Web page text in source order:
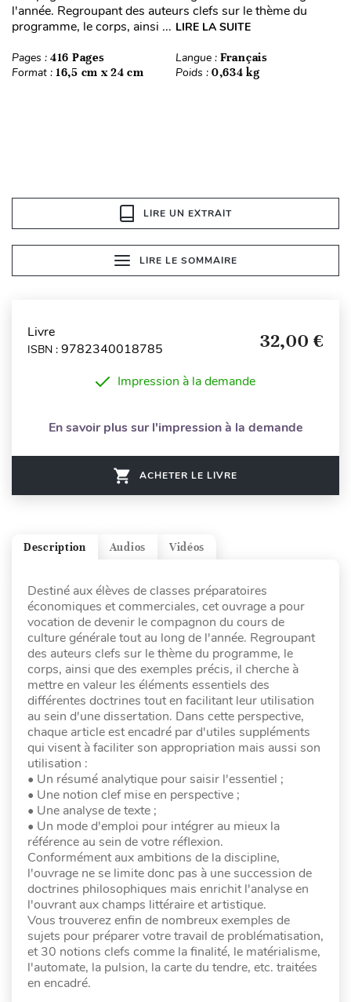
l'année. Regroupant des auteurs clefs sur le thème du
programme, le corps, ainsi ... LIRE LA SUITE
Pages : 416 Pages Langue : Français
Format : 16,5 cm x 24 cm Poids : 0,634 kg
LIRE UN EXTRAIT
LIRE LE SOMMAIRE
Livre
ISBN : 9782340018785 32,00 €
Impression à la demande
En savoir plus sur l'impression à la demande
ACHETER LE LIVRE
Vidéos
Audios
Description
Destiné aux élèves de classes préparatoires
économiques et commerciales, cet ouvrage a pour
vocation de devenir le compagnon du cours de
culture générale tout au long de l'année. Regroupant
des auteurs clefs sur le thème du programme, le
corps, ainsi que des exemples précis, il cherche à
mettre en valeur les éléments essentiels des
différentes doctrines tout en facilitant leur utilisation
au sein d'une dissertation. Dans cette perspective,
chaque article est encadré par d'utiles suppléments
qui visent à faciliter son appropriation mais aussi son
utilisation :
• Un résumé analytique pour saisir l'essentiel ;
• Une notion clef mise en perspective ;
• Une analyse de texte ;
• Un mode d'emploi pour intégrer au mieux la
référence au sein de votre réflexion.
Conformément aux ambitions de la discipline,
l'ouvrage ne se limite donc pas à une succession de
doctrines philosophiques mais enrichit l'analyse en
l'ouvrant aux champs littéraire et artistique.
Vous trouverez enfin de nombreux exemples de
sujets pour préparer votre travail de problématisation,
et 30 notions clefs comme la finalité, le matérialisme,
l'automate, la pulsion, la carte du tendre, etc. traitées
en encadré.